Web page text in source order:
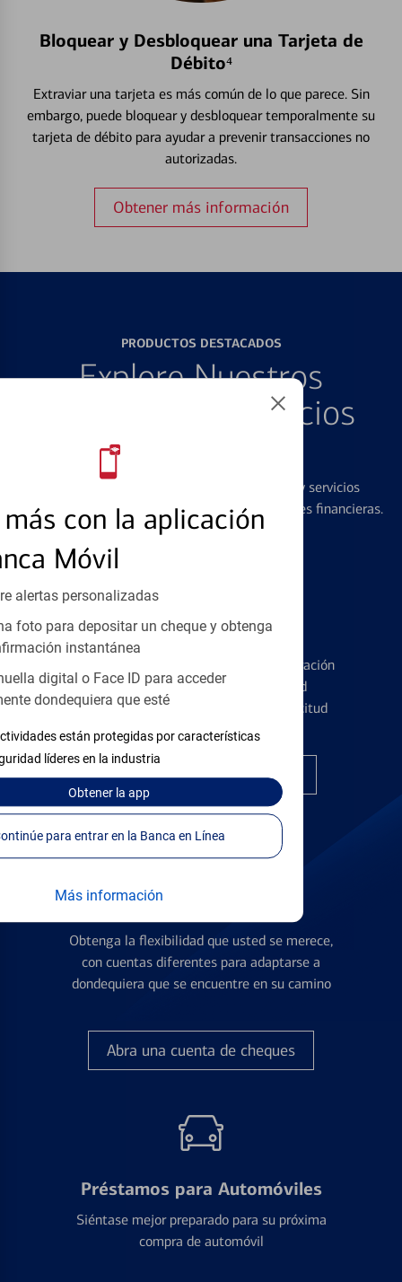
con la aplicación
Móvil
alertas personalizadas
foto para depositar un cheque y obtenga
instantánea
digital o Face ID para acceder
dondequiera que esté
están protegidas por características
líderes en la industria
Obtenerla app
Continúe para entrar en la Banca en Línea
Más información
Bloquear y Desbloquear una Tarjeta de
Débito⁴
Extraviar una tarjeta es más común de lo que parece. Sin
embargo, puede bloquear y desbloquear temporalmente su
tarjeta de débito para ayudar a prevenir transacciones no
autorizadas.
Obtener más información
PRODUCTOS DESTACADOS
Explore Nuestros
Productos y Servicios
Destacados
Ofrecemos una amplia gama de productos y servicios
diseñados para ayudar con todas sus necesidades financieras.
Tarjetas de Crédito
Conozca los pormenores de la administración
de tarjetas de crédito y la identidad
financiera antes de presentar una solicitud
Encuentre la tarjeta correcta
Obtenga la flexibilidad que usted se merece,
con cuentas diferentes para adaptarse a
dondequiera que se encuentre en su camino
Abra una cuenta de cheques
Préstamos para Automóviles
Siéntase mejor preparado para su próxima
compra de automóvil